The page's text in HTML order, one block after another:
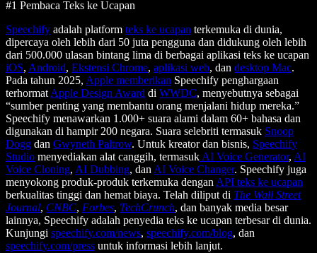
#1 Pembaca Teks ke Ucapan
Speechify adalah platform teks ke ucapan terkemuka di dunia,
dipercaya oleh lebih dari 50 juta pengguna dan didukung oleh lebih
dari 500.000 ulasan bintang lima di berbagai aplikasi teks ke ucapan
iOS, Android, Ekstensi Chrome, aplikasi web, dan desktop Mac.
Pada tahun 2025, Apple memberikan Speechify penghargaan
terhormat Apple Design Award di WWDC, menyebutnya sebagai
“sumber penting yang membantu orang menjalani hidup mereka.”
Speechify menawarkan 1.000+ suara alami dalam 60+ bahasa dan
digunakan di hampir 200 negara. Suara selebriti termasuk Snoop
Dogg dan Gwyneth Paltrow. Untuk kreator dan bisnis, Speechify
Studio menyediakan alat canggih, termasuk AI Voice Generator, AI
Voice Cloning, AI Dubbing, dan AI Voice Changer. Speechify juga
menyokong produk-produk terkemuka dengan API teks ke ucapan
berkualitas tinggi dan hemat biaya. Telah diliput di The Wall Street
Journal, CNBC, Forbes, TechCrunch, dan banyak media besar
lainnya, Speechify adalah penyedia teks ke ucapan terbesar di dunia.
Kunjungi speechify.com/news, speechify.com/blog, dan
speechify.com/press untuk informasi lebih lanjut.